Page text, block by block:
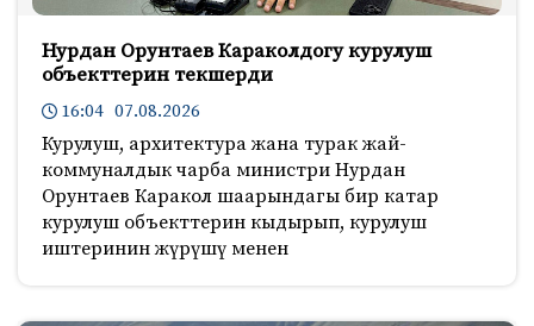
Нурдан Орунтаев Караколдогу курулуш
объекттерин текшерди
16:04 07.08.2026
Курулуш, архитектура жана турак жай-
коммуналдык чарба министри Нурдан
Орунтаев Каракол шаарындагы бир катар
курулуш объекттерин кыдырып, курулуш
иштеринин жүрүшү менен